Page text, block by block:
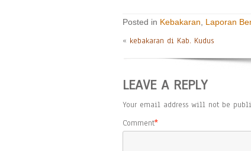
Posted in Kebakaran Laporan
« kebakaran di Kab. Kudus
LEAVE A REPLY
Your email address will not be
Comment*